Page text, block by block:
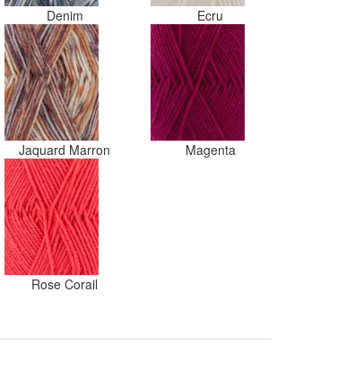
Denim Ecru
Jaquard Marron Magenta
Rose Corail